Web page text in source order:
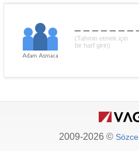
(Tahmin etmek için
bir harf girin)
2009-2026 © Sözce